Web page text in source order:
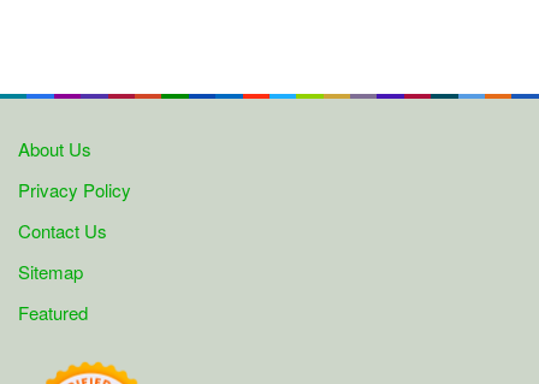
About Us
Privacy Policy
Contact Us
Sitemap
Featured